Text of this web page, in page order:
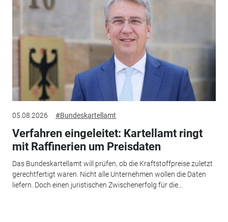
05.08.2026 #Bundeskartellamt
Verfahren eingeleitet: Kartellamt ringt
mit Raffinerien um Preisdaten
Das Bundeskartellamt will prüfen, ob die Kraftstoffpreise zuletzt
gerechtfertigt waren. Nicht alle Unternehmen wollen die Daten
liefern. Doch einen juristischen Zwischenerfolg für die...